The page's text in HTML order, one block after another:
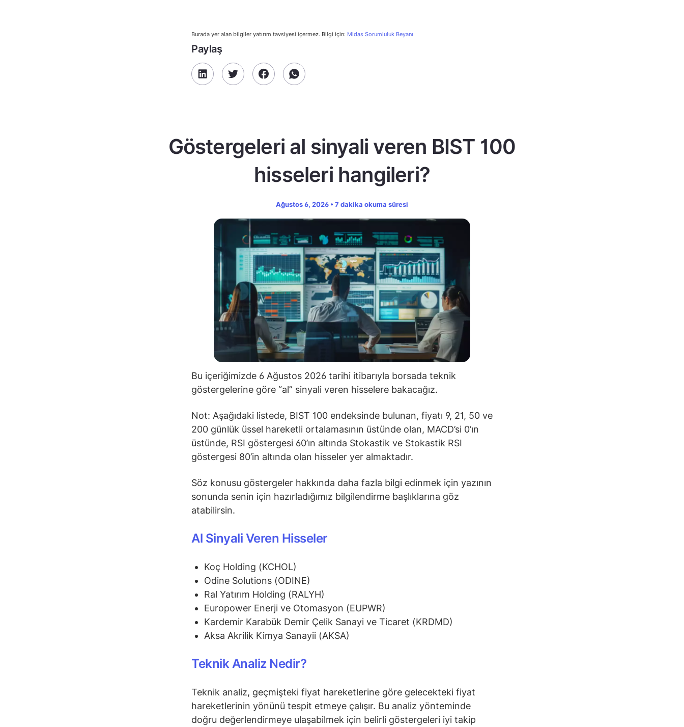
Burada yer alan bilgiler yatırım tavsiyesi içermez. Bilgi için: Midas Sorumluluk Beyanı
Paylaş
Göstergeleri al sinyali veren BIST 100
hisseleri hangileri?
Ağustos 6, 2026 • 7 dakika okuma süresi
Bu içeriğimizde 6 Ağustos 2026 tarihi itibarıyla borsada teknik
göstergelerine göre “al” sinyali veren hisselere bakacağız.
Not: Aşağıdaki listede, BIST 100 endeksinde bulunan, fiyatı 9, 21, 50 ve
200 günlük üssel hareketli ortalamasının üstünde olan, MACD’si 0’ın
üstünde, RSI göstergesi 60’ın altında Stokastik ve Stokastik RSI
göstergesi 80’in altında olan hisseler yer almaktadır.
Söz konusu göstergeler hakkında daha fazla bilgi edinmek için yazının
sonunda senin için hazırladığımız bilgilendirme başlıklarına göz
atabilirsin.
Al Sinyali Veren Hisseler
Koç Holding (KCHOL)
Odine Solutions (ODINE)
Ral Yatırım Holding (RALYH)
Europower Enerji ve Otomasyon (EUPWR)
Kardemir Karabük Demir Çelik Sanayi ve Ticaret (KRDMD)
Aksa Akrilik Kimya Sanayii (AKSA)
Teknik Analiz Nedir?
Teknik analiz, geçmişteki fiyat hareketlerine göre gelecekteki fiyat
hareketlerinin yönünü tespit etmeye çalışır. Bu analiz yönteminde
doğru değerlendirmeye ulaşabilmek için belirli göstergeleri iyi takip